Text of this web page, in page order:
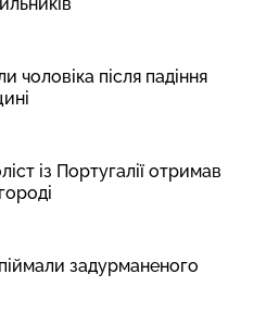
чоловіка після падіння
із Португалії отримав
задурманеного